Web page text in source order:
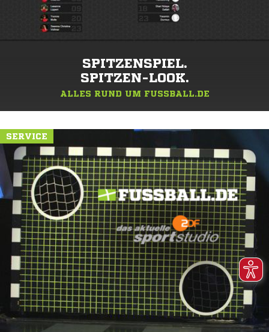
SPITZENSPIEL.
SPITZEN-LOOK.
ALLES RUND UM FUSSBALL.DE
SERVICE